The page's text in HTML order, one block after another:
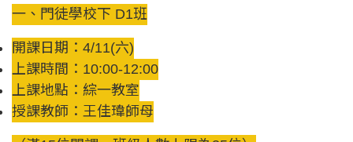
一、門徒學校下 D1班
開課日期：4/11(六)
上課時間：10:00-12:00
上課地點：綜一教室
授課教師：王佳瑋師母